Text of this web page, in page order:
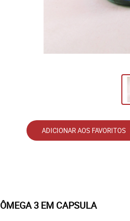
ADICIONAR AOS FAVORITOS
ÔMEGA 3 EM CAPSULA